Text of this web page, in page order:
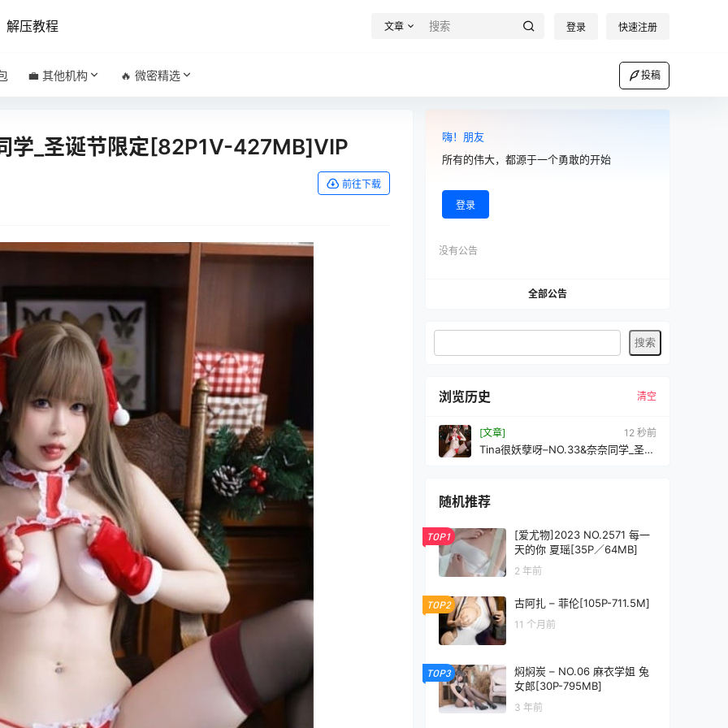
解压教程 文章 登录 快速注册
💼 其他机构 🔥 微密精选 投稿
学_圣诞节限定[82P1V-427MB]VIP
前往下载
嗨！朋友
所有的伟大，都源于一个勇敢的开始
登录
没有公告
全部公告
浏览历史 清空
[文章] 14 秒前
Tina很妖孽呀–NO.33&奈奈同学_圣诞
随机推荐
TOP1
[爱尤物]2023 NO.2571 每一
天的你 夏瑶[35P／64MB]
2 年前
TOP2 古阿扎 – 菲伦[105P-711.5M]
11 个月前
TOP3
焖焖炭 – NO.06 麻衣学姐 兔
女郎[30P-795MB]
3 年前